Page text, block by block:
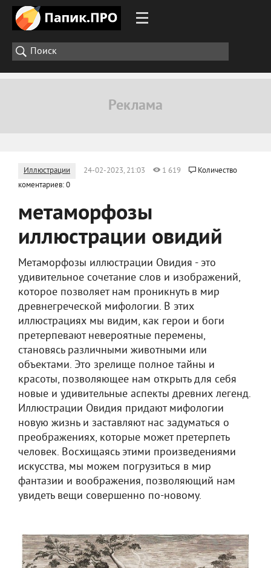
Иллюстрации 24-02-2023, 21:03 1 619
Количество
коментариев: 0
метаморфозы
иллюстрации овидий
Метаморфозы иллюстрации Овидия - это
удивительное сочетание слов и изображений,
которое позволяет нам проникнуть в мир
древнегреческой мифологии. В этих
иллюстрациях мы видим, как герои и боги
претерпевают невероятные перемены,
становясь различными животными или
объектами. Это зрелище полное тайны и
красоты, позволяющее нам открыть для себя
новые и удивительные аспекты древних легенд.
Иллюстрации Овидия придают мифологии
новую жизнь и заставляют нас задуматься о
преображениях, которые может претерпеть
человек. Восхищаясь этими произведениями
искусства, мы можем погрузиться в мир
фантазии и воображения, позволяющий нам
увидеть вещи совершенно по-новому.